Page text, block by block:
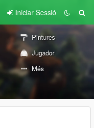
Iniciar Sessió
Pintures
Jugador
Més